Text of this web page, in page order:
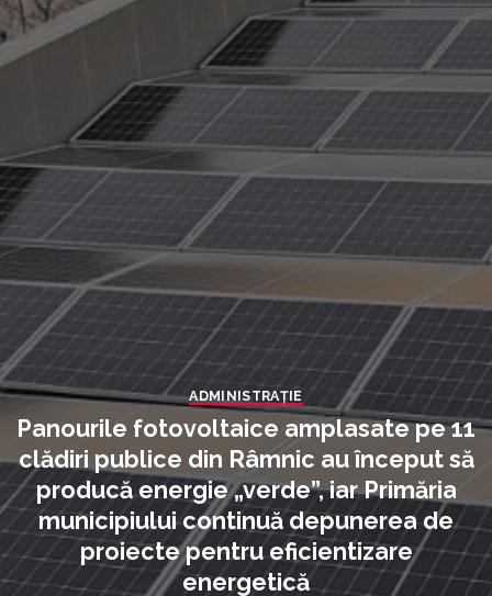
ADMINISTRAŢIE
Panourile fotovoltaice amplasate pe 11
clădiri publice din Râmnic au început să
producă energie „verde”, iar Primăria
municipiului continuă depunerea de
proiecte pentru eficientizare
energetică